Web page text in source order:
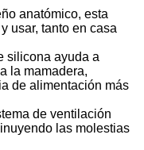
anatómico, esta
usar, tanto en casa
silicona ayuda a
la mamadera,
de alimentación más
de ventilación
las molestias